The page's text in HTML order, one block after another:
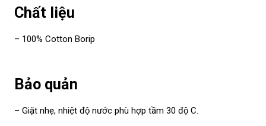
Chất liệu
– 100% Cotton Borip
Bảo quản
– Giặt nhẹ, nhiệt độ nước phù hợp tầm 30 độ C.